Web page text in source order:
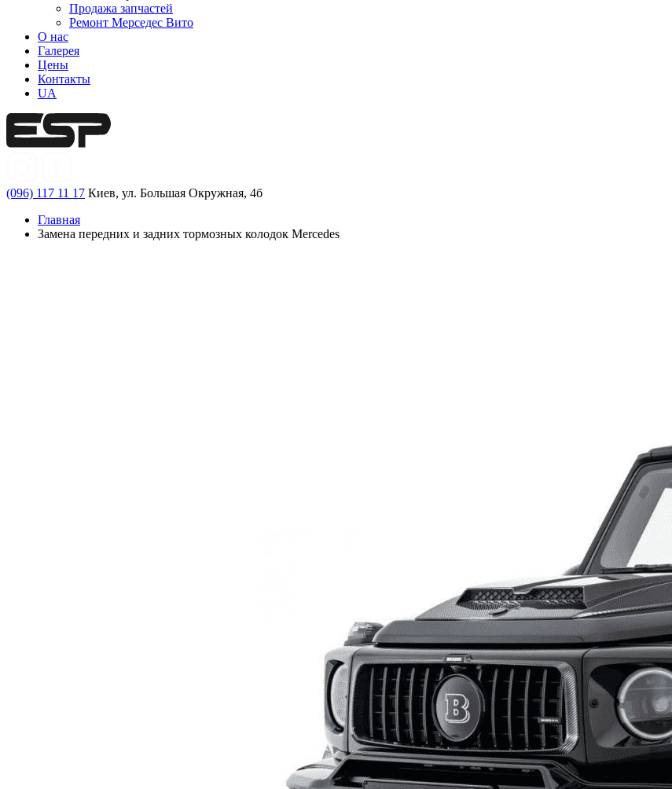
Продажа запчастей
Ремонт Мерседес Вито
О нас
Галерея
Цены
Контакты
UA
(096) 117 11 17 Киев, ул. Большая Окружная, 4б
Главная
Замена передних и задних тормозных колодок Mercedes